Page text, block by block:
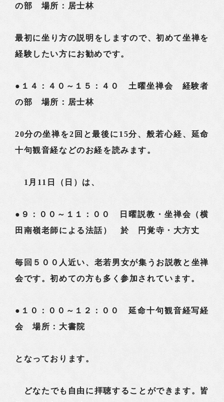
の部 場所：居士林
最初に坐り方の説明をしますので、初めて坐禅を
経験したい方にお勧めです。
●１４：４０～１５：４０ 土曜坐禅会 経験者
の部 場所：居士林
20分の坐禅を2回と最後に15分、般若心経、延命
十句観音経などのお経を読みます。
1月11日（日）は、
●９：００～１１：００ 日曜説教・坐禅会（横
田南嶺老師による法話） 於 円覚寺・大方丈
毎回５００人近い、老若男女が集うお説教と坐禅
会です。初めての方も多く参加されています。
●１０：００～１２：００ 延命十句観音経写経
会 場所：大書院
となっております。
どなたでも自由に拝聴することができます。皆